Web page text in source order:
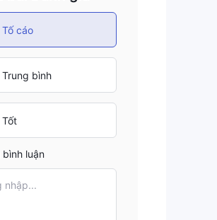
Tố cáo
Trung bình
Tốt
luận
nhập...